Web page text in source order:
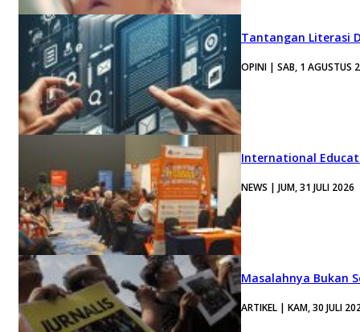
Tantangan Literasi
OPINI | SAB, 1 AGUSTUS
International
NEWS | JUM, 31 JULI 2026
Masalahnya Bukan
ARTIKEL | KAM, 30 JULI